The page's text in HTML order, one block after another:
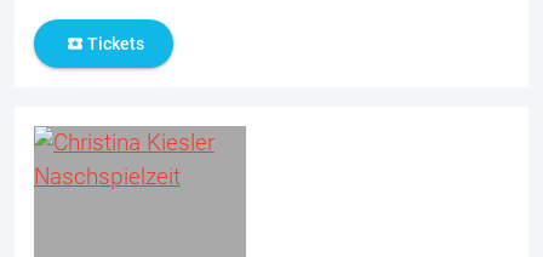
local_activity Tickets